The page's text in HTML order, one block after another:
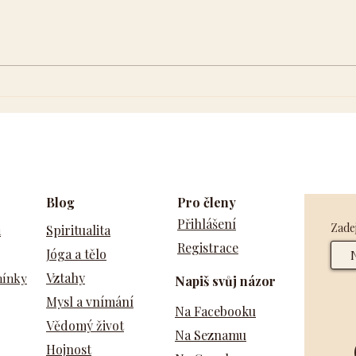
Blog
Spiritualita
Jóga a tělo
Vztahy
Mysl a vnímání
Vědomý život
Hojnost
Pro členy
Přihlášení
Registrace
Napiš svůj názor
Na Facebooku
Na Seznamu